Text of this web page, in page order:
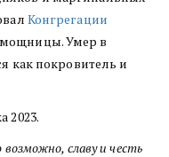
Конгрегации
Умер в
как покровитель и
2023.
славу и честь